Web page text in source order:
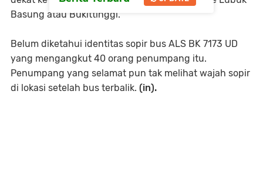
Basung atau Bukittinggi.
Belum diketahui identitas sopir bus ALS BK 7173 UD
yang mengangkut 40 orang penumpang itu.
Penumpang yang selamat pun tak melihat wajah sopir
di lokasi setelah bus terbalik. (in).